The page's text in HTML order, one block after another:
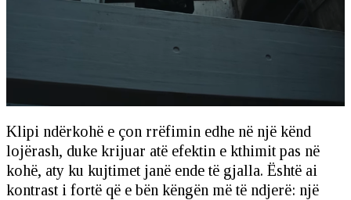
Klipi ndërkohë e çon rrëfimin edhe në një kënd
lojërash, duke krijuar atë efektin e kthimit pas në
kohë, aty ku kujtimet janë ende të gjalla. Është ai
kontrast i fortë që e bën këngën më të ndjerë: një